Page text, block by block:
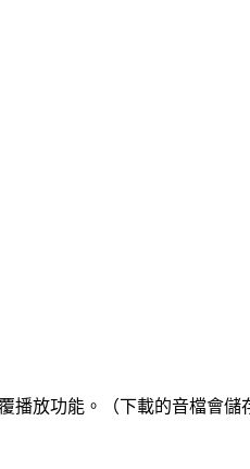
放功能。（下載的音檔會儲